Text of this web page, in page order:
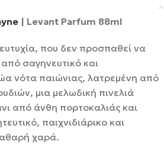
| Levant Parfum 88ml
που δεν προσπαθεί να
από σαγηνευτικό και
νότα παιώνιας, λατρεμένη από
μια μελωδική πινελιά
από άνθη πορτοκαλιάς και
παιχνιδιάρικο και
χαρά.